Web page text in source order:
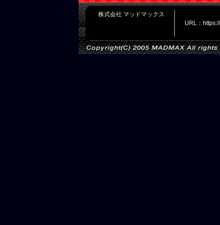
株式会社 マッドマックス
URL：